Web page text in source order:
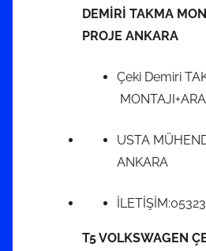
DEMİRİ TAKMA
PROJE ANKARA
Çeki Demiri
USTA
ANKARA
T5 VOLKSWAGEN